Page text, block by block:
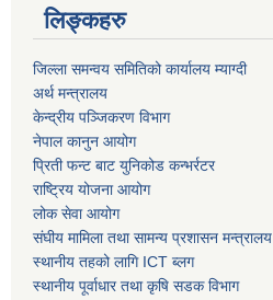
लिङ्कहरु
जिल्ला समन्वय समितिको कार्यालय म्याग्दी
अर्थ मन्त्रालय
केन्द्रीय पञ्जिकरण विभाग
नेपाल कानुन आयोग
प्रिती फन्ट बाट युनिकोड कन्भर्रटर
राष्ट्रिय योजना आयोग
लोक सेवा आयोग
संघीय मामिला तथा सामन्य प्रशासन मन्त्रालय
स्थानीय तहको लागि ICT ब्लग
स्थानीय पूर्वाधार तथा कृषि सडक विभाग